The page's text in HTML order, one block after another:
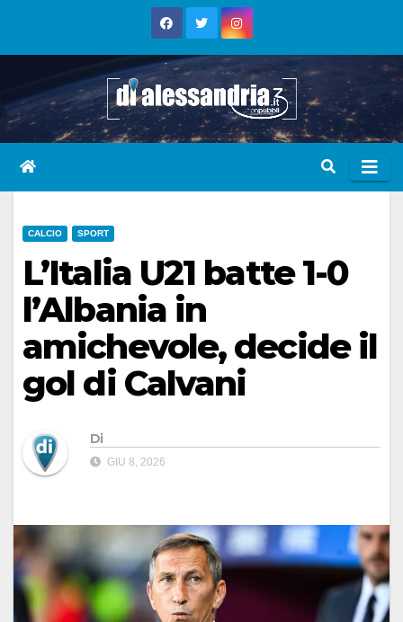
CALCIO SPORT
L’Italia U21 batte 1-0
l’Albania in
amichevole, decide il
gol di Calvani
Di
GIU 8, 2026